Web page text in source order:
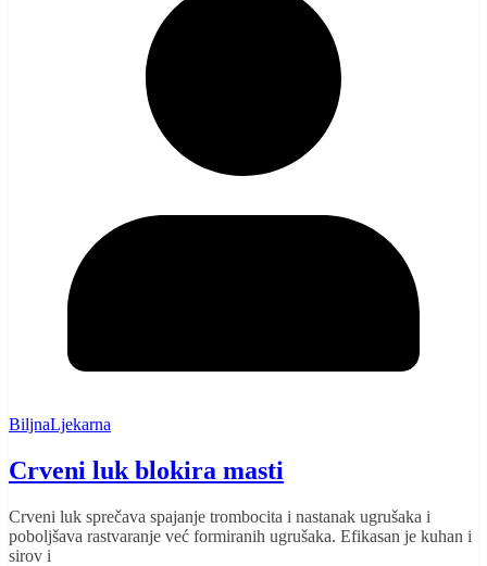
BiljnaLjekarna
Crveni luk blokira masti
Crveni luk sprečava spajanje trombocita i nastanak ugrušaka i
poboljšava rastvaranje već formiranih ugrušaka. Efikasan je kuhan i
sirov i